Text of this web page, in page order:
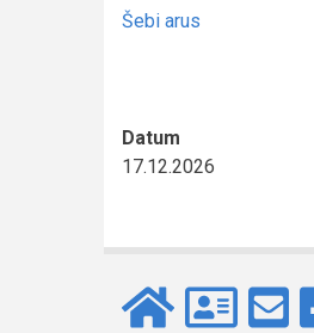
Šebi arus
Datum
17.12.2026